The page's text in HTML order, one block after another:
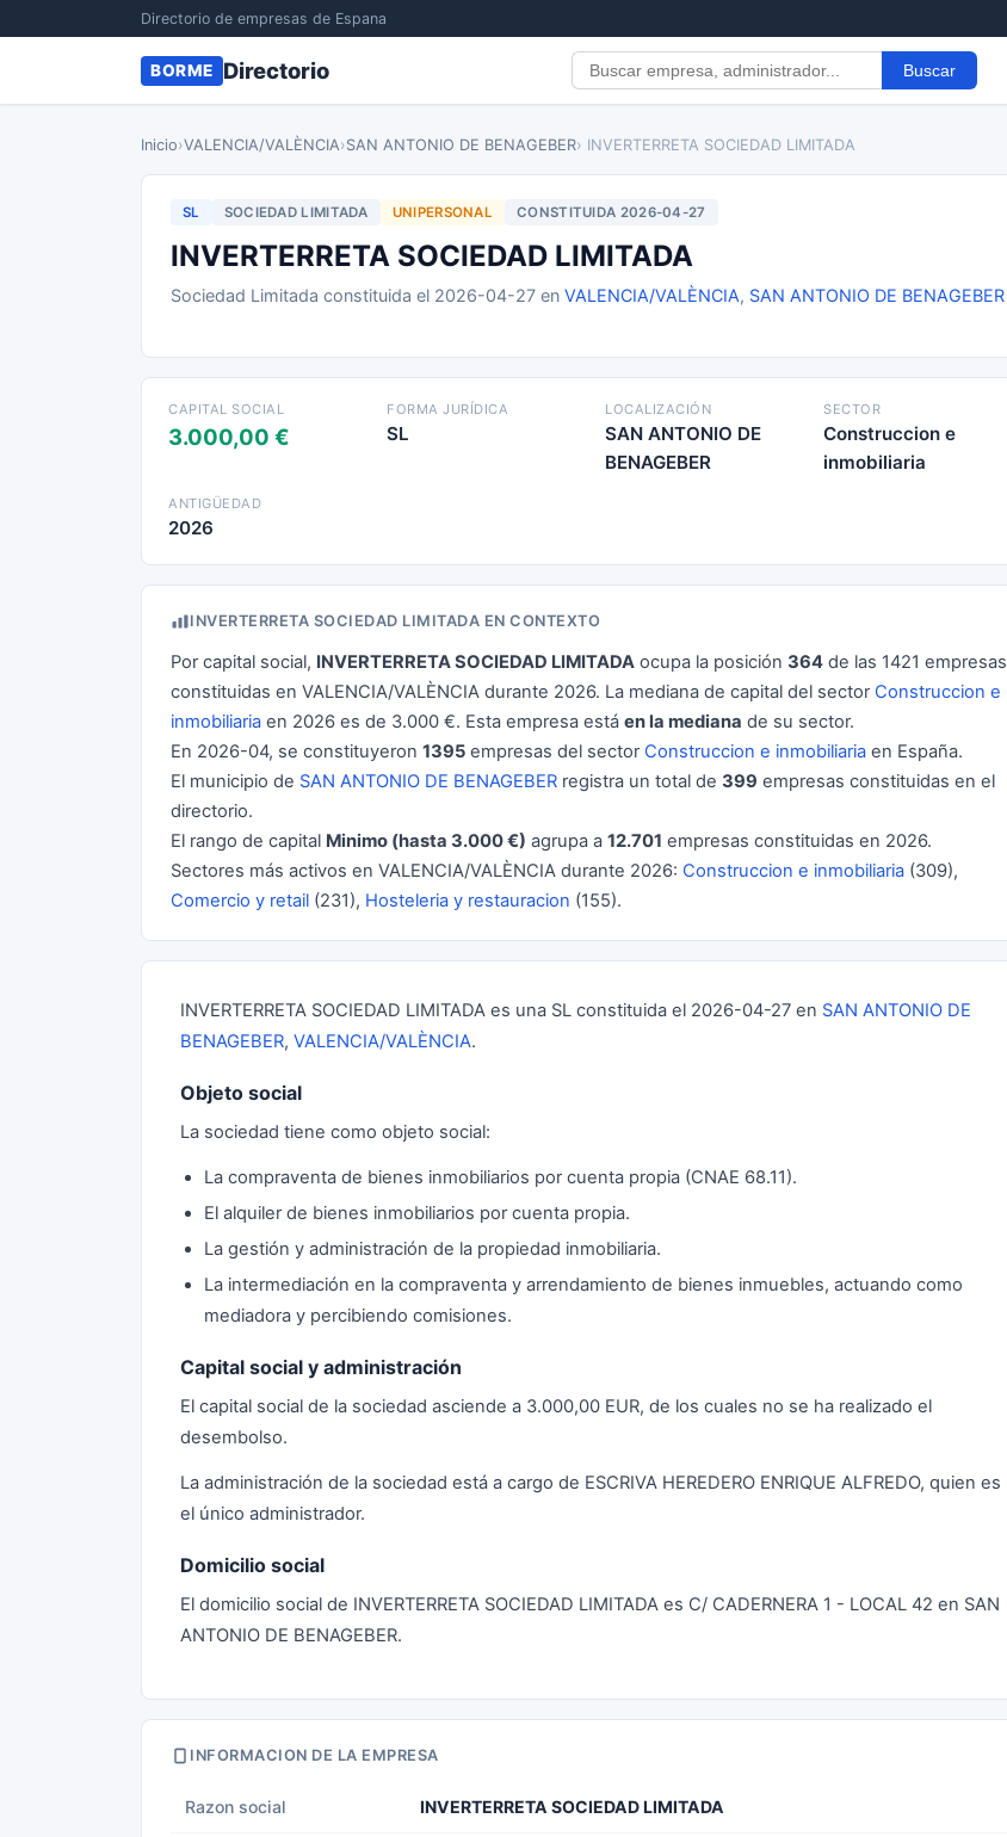
Directorio de empresas de Espana
BORME Directorio Buscar
Inicio›VALENCIA/VALÈNCIA›SAN ANTONIO DE BENAGEBER› INVERTERRETA SOCIEDAD LIMITADA
SL SOCIEDAD LIMITADA UNIPERSONAL CONSTITUIDA 2026-04-27
INVERTERRETA SOCIEDAD LIMITADA
Sociedad Limitada constituida el 2026-04-27 en VALENCIA/VALÈNCIA, SAN ANTONIO DE BENAGEBER
CAPITAL SOCIAL
3.000,00 €
FORMA JURÍDICA
SL
LOCALIZACIÓN
SAN ANTONIO DE
BENAGEBER
SECTOR
Construccion e
inmobiliaria
ANTIGÜEDAD
2026
INVERTERRETA SOCIEDAD LIMITADA EN CONTEXTO
Por capital social, INVERTERRETA SOCIEDAD LIMITADA ocupa la posición 364 de las 1421 empresas
constituidas en VALENCIA/VALÈNCIA durante 2026. La mediana de capital del sector Construccion e
inmobiliaria en 2026 es de 3.000 €. Esta empresa está en la mediana de su sector.
En 2026-04, se constituyeron 1395 empresas del sector Construccion e inmobiliaria en España.
El municipio de SAN ANTONIO DE BENAGEBER registra un total de 399 empresas constituidas en el
directorio.
El rango de capital Minimo (hasta 3.000 €) agrupa a 12.701 empresas constituidas en 2026.
Sectores más activos en VALENCIA/VALÈNCIA durante 2026: Construccion e inmobiliaria (309),
Comercio y retail (231), Hosteleria y restauracion (155).
INVERTERRETA SOCIEDAD LIMITADA es una SL constituida el 2026-04-27 en SAN ANTONIO DE
BENAGEBER, VALENCIA/VALÈNCIA.
Objeto social
La sociedad tiene como objeto social:
La compraventa de bienes inmobiliarios por cuenta propia (CNAE 68.11).
El alquiler de bienes inmobiliarios por cuenta propia.
La gestión y administración de la propiedad inmobiliaria.
La intermediación en la compraventa y arrendamiento de bienes inmuebles, actuando como
mediadora y percibiendo comisiones.
Capital social y administración
El capital social de la sociedad asciende a 3.000,00 EUR, de los cuales no se ha realizado el
desembolso.
La administración de la sociedad está a cargo de ESCRIVA HEREDERO ENRIQUE ALFREDO, quien es
el único administrador.
Domicilio social
El domicilio social de INVERTERRETA SOCIEDAD LIMITADA es C/ CADERNERA 1 - LOCAL 42 en SAN
ANTONIO DE BENAGEBER.
INFORMACION DE LA EMPRESA
Razon social INVERTERRETA SOCIEDAD LIMITADA